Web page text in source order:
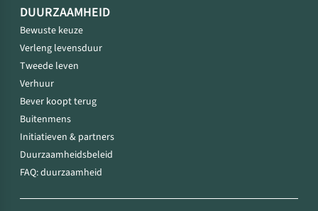
DUURZAAMHEID
Bewuste keuze
Verleng levensduur
Tweede leven
Verhuur
Bever koopt terug
Buitenmens
Initiatieven & partners
Duurzaamheidsbeleid
FAQ: duurzaamheid